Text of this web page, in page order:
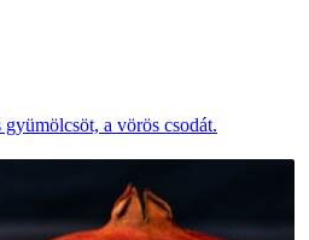
a vörös csodát.